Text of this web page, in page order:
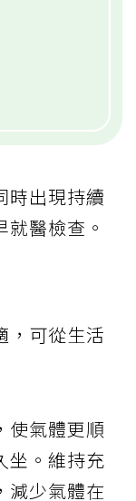
時出現持續
醫檢查。
，可從生活
使氣體更順
坐。維持充
減少氣體在